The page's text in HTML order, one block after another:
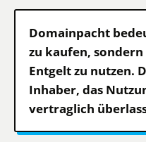
Domainpacht
zu kaufen,
Entgelt zu nutzen.
Inhaber, das
vertraglich